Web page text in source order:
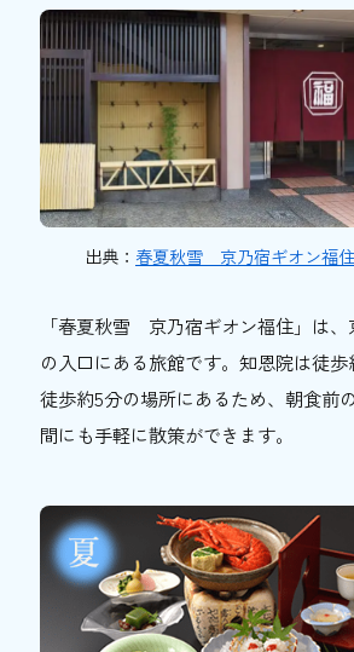
出典： 春夏秋雪 京乃宿ギオン福
「春夏秋雪 京乃宿ギオン福住」は
の入口にある旅館です。知恩院は徒
徒歩約5分の場所にあるため、朝食前
間にも手軽に散策ができます。